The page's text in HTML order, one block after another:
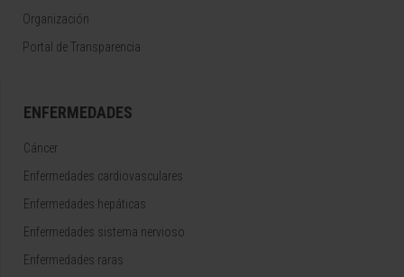
Organización
Portal de Transparencia
ENFERMEDADES
Cáncer
Enfermedades cardiovasculares
Enfermedades hepáticas
Enfermedades sistema nervioso
Enfermedades raras